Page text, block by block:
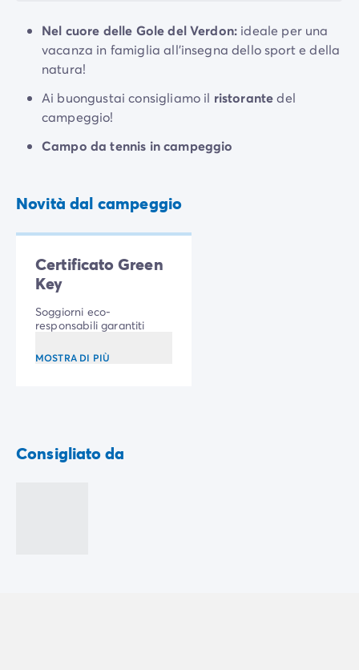
pedalò e molto altro.
Tutte le nostre piazzole ti offrono pace e privacy. Che
tu preferisca un soggiorno in casa mobile o in tenda,
potrai godere di una vista mozzafiato sulle montagne.
Nel cuore delle Gole del Verdon: ideale per una
vacanza in famiglia all'insegna dello sport e della
natura!
Ai buongustai consigliamo il ristorantedel
campeggio!
Campo da tennis in campeggio
Novità dal campeggio
Certificato Green
Key
Soggiorni eco-
responsabili garantiti
MOSTRA DI PIÙ
Consigliato da